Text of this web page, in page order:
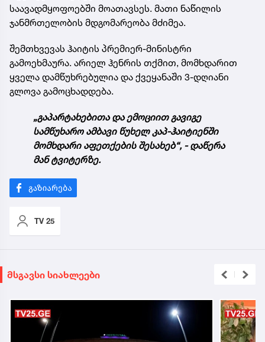
საავადმყოფოებში მოათავსეს. მათი ნაწილის
ჯანმრთელობის მდგომარეობა მძიმეა.
შემთხვევას ჰაიტის პრემიერ-მინისტრი
გამოეხმაურა. არიელ ჰენრის თქმით, მომხდარით
ყველა დამწუხრებულია და ქვეყანაში 3-დღიანი
გლოვა გამოცხადდება.
„გაპარტახებითა და ემოციით გავიგე
სამწუხარო ამბავი წუხელ კაპ-ჰაიტიენში
მომხდარი აფეთქების შესახებ“, - დაწერა
მან ტვიტერზე.
TV 25
მსგავსი სიახლეები